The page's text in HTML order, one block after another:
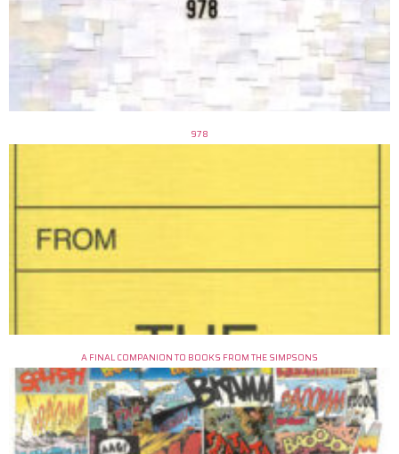
978
A FINAL COMPANION TO BOOKS FROM THE SIMPSONS